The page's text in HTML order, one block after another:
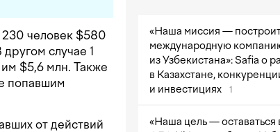
человек $580
случае 1
им $5,6 млн. Также
попавшим
от действий
«Наша миссия —
международную
из Узбекистана»: Safia о
в Казахстане,
и инвестициях
1
«Наша цель — оставаться